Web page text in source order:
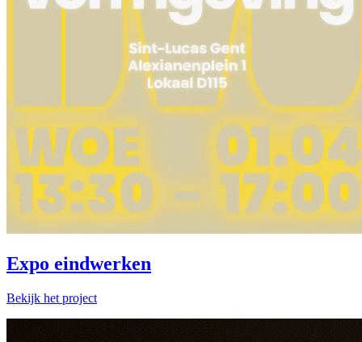
Expo eindwerken
Bekijk het project